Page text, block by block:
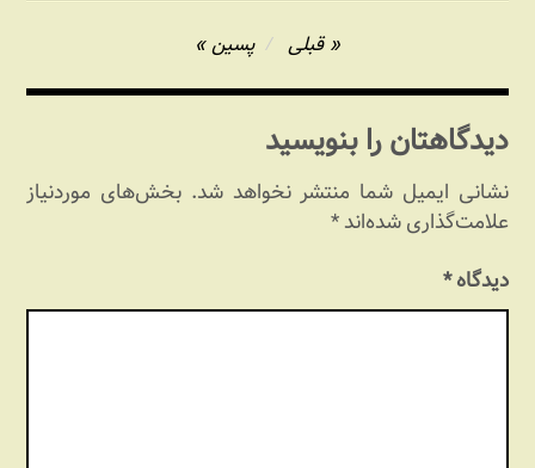
نوشته
قبلی پسین
دیدگاهتان را بنویسید
نشانی ایمیل شما منتشر نخواهد شد. بخش‌های موردنیاز
علامت‌گذاری شده‌اند*
دیدگاه*